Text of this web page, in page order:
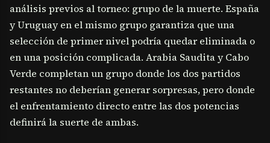
análisis previos al torneo: grupo de la muerte. España
y Uruguay en el mismo grupo garantiza que una
selección de primer nivel podría quedar eliminada o
en una posición complicada. Arabia Saudita y Cabo
Verde completan un grupo donde los dos partidos
restantes no deberían generar sorpresas, pero donde
el enfrentamiento directo entre las dos potencias
definirá la suerte de ambas.